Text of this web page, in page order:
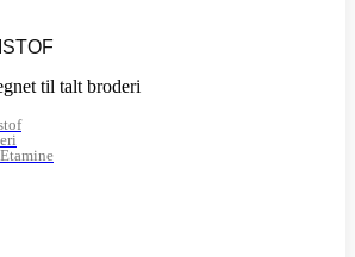
til talt broderi